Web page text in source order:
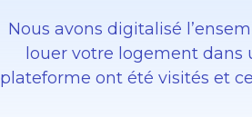
Nous avons digitalisé
louer votre logement dans
plateforme ont été visités et